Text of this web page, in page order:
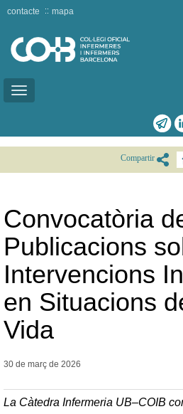
Toggle
contacte mapa
Compartir
Convocatòria
Publicacions
Intervencions
en Situacions
Vida
30 de març de 2026
La Càtedra Infermeria UB–COIB